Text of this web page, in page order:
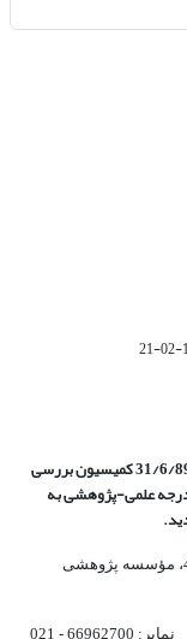
بررسی
درجه علمی‌-پژوهشیبه
آدرس : تهــران، خ نوفل لوشاتو، خ آراکلیان، شماره 4،‌ مؤسسه پژوهشی